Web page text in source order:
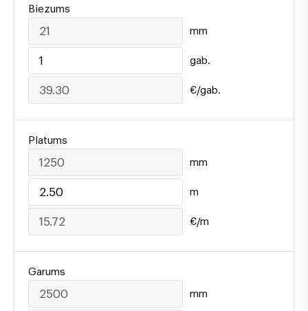
Biezums
mm
gab.
€/gab.
Platums
mm
m
€/m
Garums
mm